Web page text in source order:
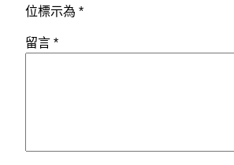
位標示為 *
留言 *